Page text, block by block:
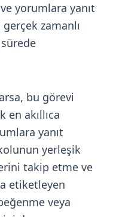
yorumlara yanıt
zamanlı
bu görevi
en akıllıca
yanıt
yerleşik
takip etme ve
etiketleyen
veya